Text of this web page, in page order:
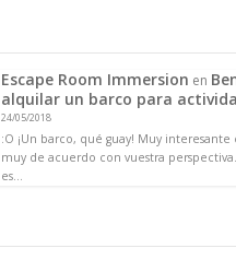
Escape Room Immersion en
alquilar un barco para
24/05/2018
:O ¡Un barco, qué guay! Muy interesante
muy de acuerdo con vuestra
es…